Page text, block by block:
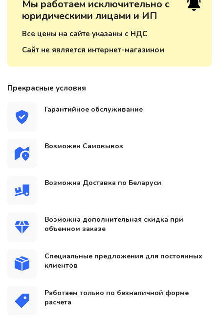
Мы работаем исключительно с
юридическими лицами и ИП
Все цены на сайте указаны с НДС
Сайт не является интернет-магазином
Прекрасные условия
Гарантийное обслуживание
Возможен Самовывоз
Возможна Доставка по Беларуси
Возможна дополнительная скидка при
объемном заказе
Специальные предложения для постоянных
клиентов
Работаем только по безналичной форме
расчета